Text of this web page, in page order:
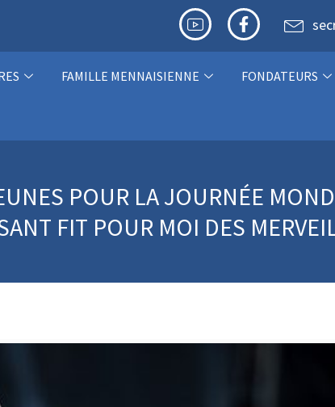
FAMILLE MENNAISIENNE FONDATEURS
POUR LA JOURNÉE
FIT POUR MOI DES